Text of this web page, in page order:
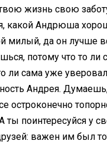
жизнь свою
какой Андрюша
милый, да он лучше
потому что то ли
ли сама уже
Андрея.
остроконечно
ты поинтересуйся у
важен им был